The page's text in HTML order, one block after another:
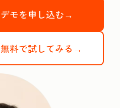
デモを申し込む→
無料で試してみる→